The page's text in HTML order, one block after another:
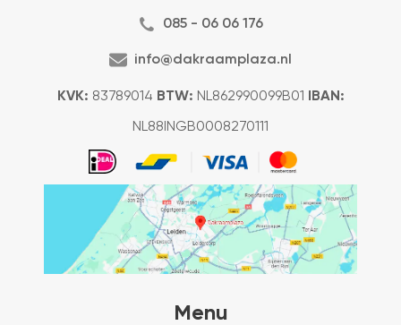
085 - 06 06 176
info@dakraamplaza.nl
KVK: 83789014 BTW: NL862990099B01 IBAN:
NL88INGB0008270111
Menu